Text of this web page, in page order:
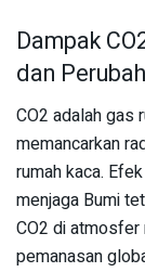
Dampak
dan
CO2 adalah gas
memancarkan
rumah kaca.
menjaga Bumi
CO2 di
pemanasan